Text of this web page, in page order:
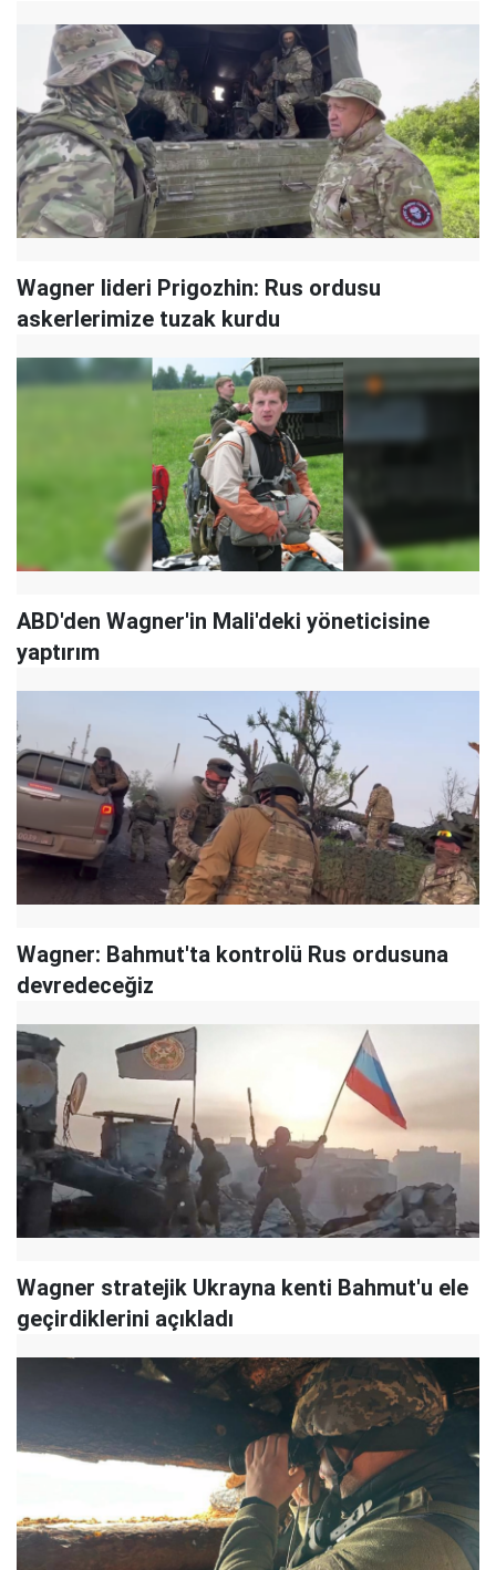
Wagner lideri Prigozhin: Rus ordusu
askerlerimize tuzak kurdu
ABD'den Wagner'in Mali'deki yöneticisine
yaptırım
Wagner: Bahmut'ta kontrolü Rus ordusuna
devredeceğiz
Wagner stratejik Ukrayna kenti Bahmut'u ele
geçirdiklerini açıkladı